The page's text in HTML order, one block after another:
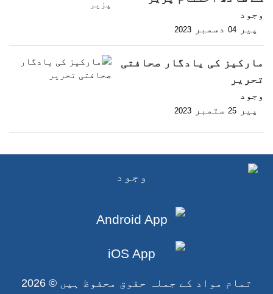
وجود
پیر 04 دسمبر 2023
مارکیز کی یادگار صحافتی
تحریر
وجود
پیر 25 ستمبر 2023
تمام مواد کے جملہ حقوق محفوظ ہیں © 2026